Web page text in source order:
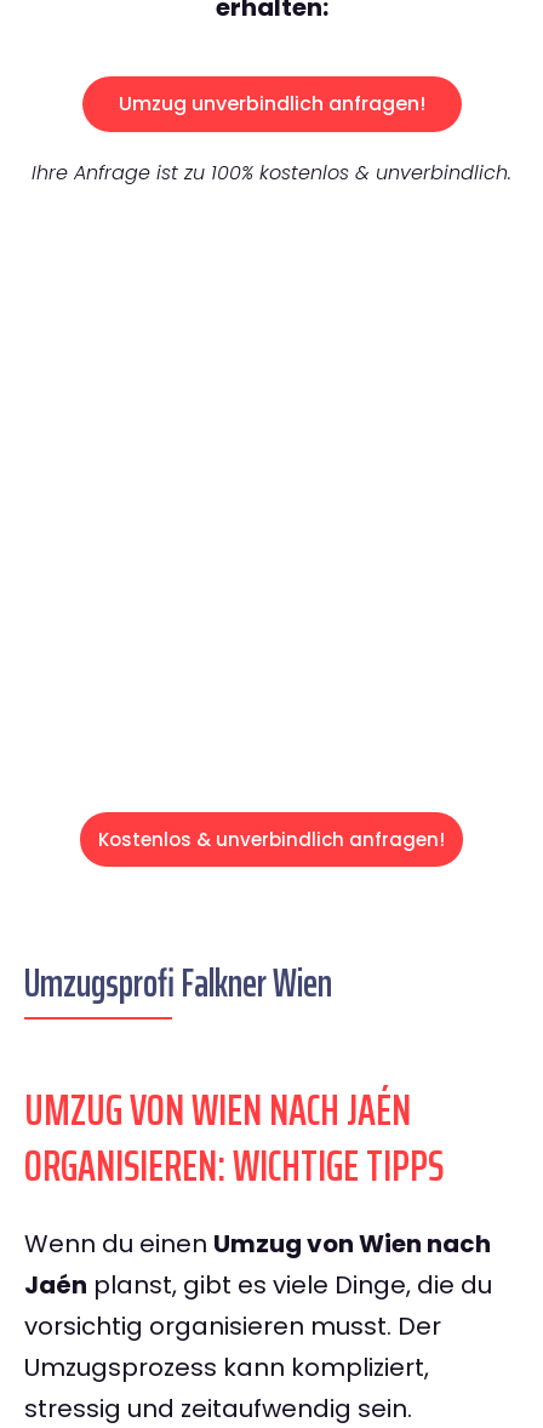
erhalten:
Umzug unverbindlich anfragen!
Ihre Anfrage ist zu 100% kostenlos & unverbindlich.
Kostenlos & unverbindlich anfragen!
Umzugsprofi Falkner Wien
UMZUG VON WIEN NACH JAÉN
ORGANISIEREN: WICHTIGE TIPPS
Wenn du einen Umzug von Wien nach
Jaén planst, gibt es viele Dinge, die du
vorsichtig organisieren musst. Der
Umzugsprozess kann kompliziert,
stressig und zeitaufwendig sein.